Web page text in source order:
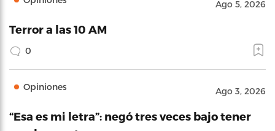
Ago 5, 2026
Terror a las 10 AM
0
Opiniones Ago 3, 2026
“Esa es mi letra”: negó tres veces bajo tener